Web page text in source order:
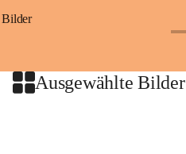
Bilder
Ausgewählte Bilder